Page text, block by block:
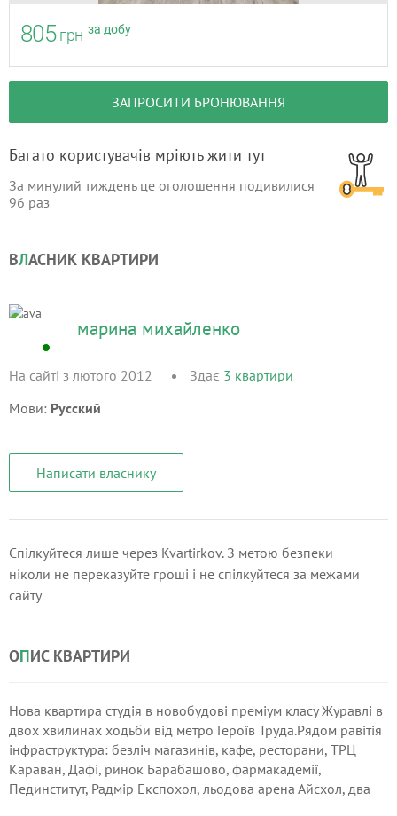
805 грн за добу
ЗАПРОСИТИ БРОНЮВАННЯ
Багато користувачів мріють жити тут
За минулий тиждень це оголошення подивилися
96 раз
ВЛАСНИК КВАРТИРИ
марина михайленко
На сайті з лютого 2012 Здає 3 квартири
Мови: Русский
Написати власнику
Спілкуйтеся лише через Kvartirkov. З метою безпеки
ніколи не переказуйте гроші і не спілкуйтеся за межами
сайту
ОПИС КВАРТИРИ
Нова квартира студія в новобудові преміум класу Журавлі в
двох хвилинах ходьби від метро Героїв Труда.Рядом равітія
інфраструктура: безліч магазинів, кафе, ресторани, ТРЦ
Караван, Дафі, ринок Барабашово, фармакадемії,
Пединститут, Радмір Експохол, льодова арена Айсхол, два